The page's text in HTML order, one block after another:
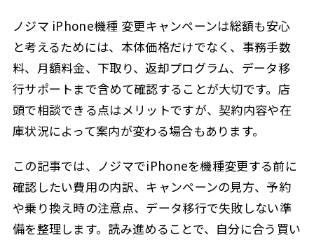
ノジマ iPhone機種 変更キャンペーンは総額も安心
と考えるためには、本体価格だけでなく、事務手数
料、月額料金、下取り、返却プログラム、データ移
行サポートまで含めて確認することが大切です。店
頭で相談できる点はメリットですが、契約内容や在
庫状況によって案内が変わる場合もあります。
この記事では、ノジマでiPhoneを機種変更する前に
確認したい費用の内訳、キャンペーンの見方、予約
や乗り換え時の注意点、データ移行で失敗しない準
備を整理します。読み進めることで、自分に合う買い